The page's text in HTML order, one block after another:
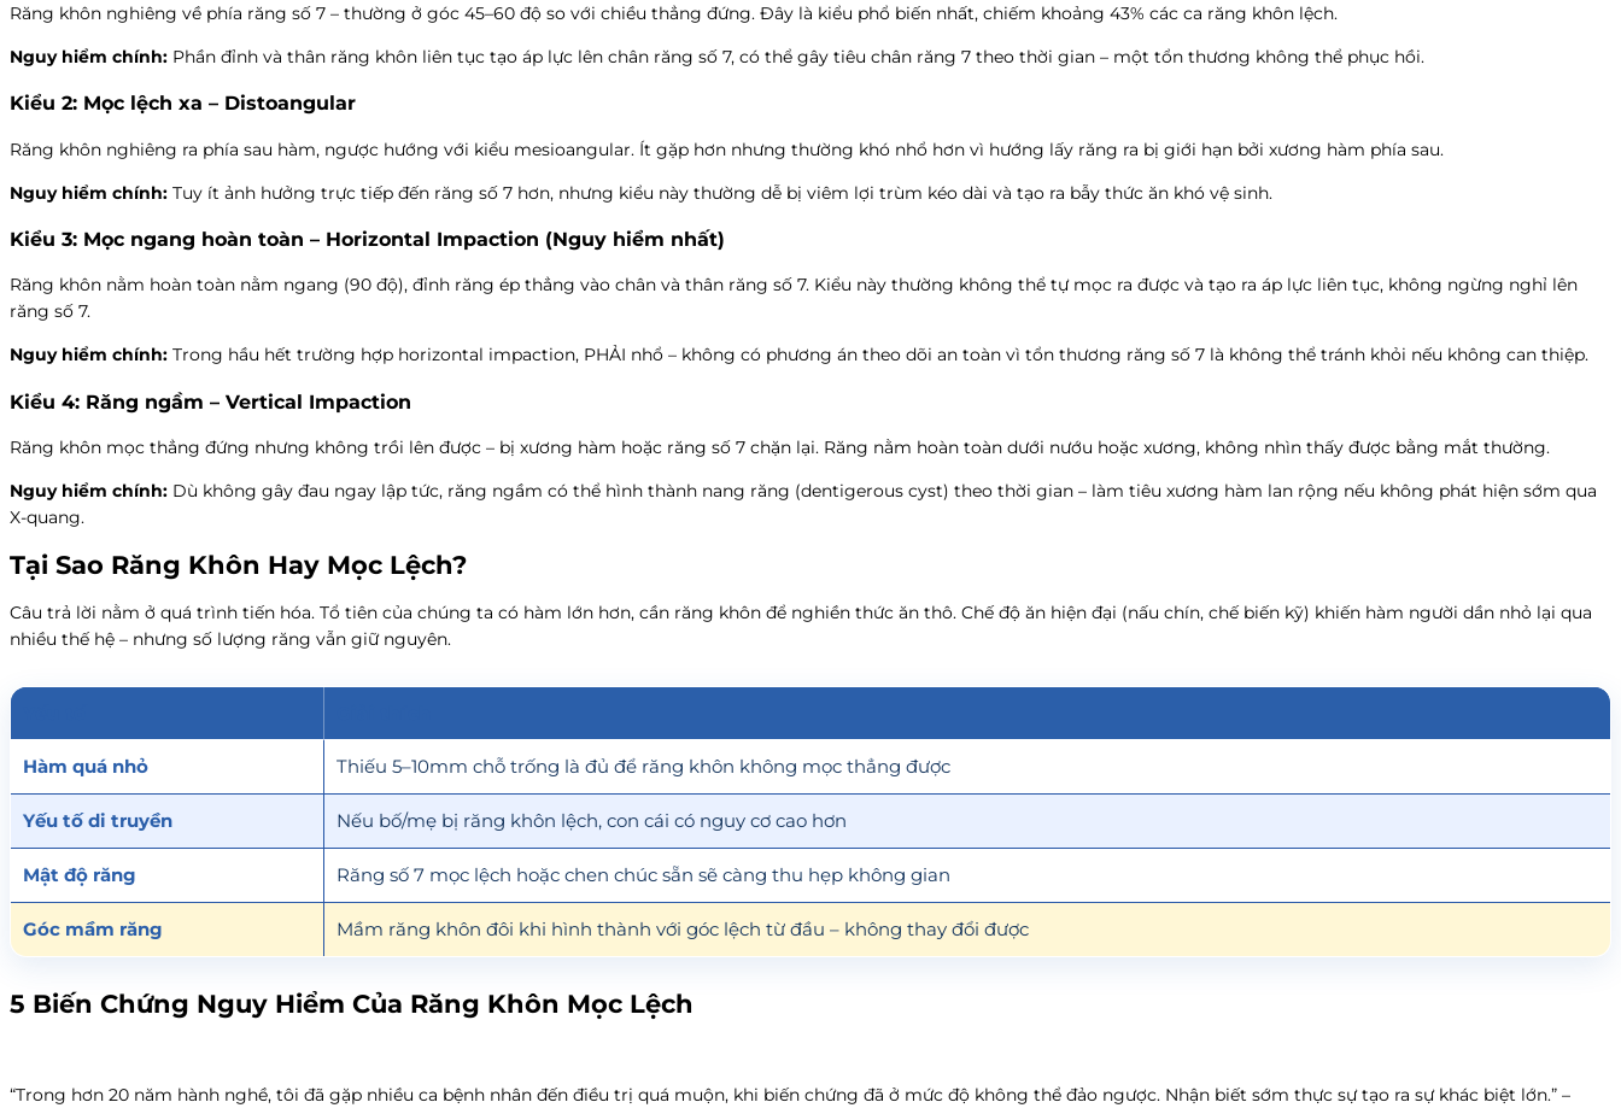
Răng khôn nghiêng về phía răng số 7 – thường ở góc 45–60 độ so với chiều thẳng đứng. Đây là kiểu phổ biến nhất, chiếm khoảng 43% các ca răng khôn lệch.
Nguy hiểm chính: Phần đỉnh và thân răng khôn liên tục tạo áp lực lên chân răng số 7, có thể gây tiêu chân răng 7 theo thời gian – một tổn thương không thể phục hồi.
Kiểu 2: Mọc lệch xa – Distoangular
Răng khôn nghiêng ra phía sau hàm, ngược hướng với kiểu mesioangular. Ít gặp hơn nhưng thường khó nhổ hơn vì hướng lấy răng ra bị giới hạn bởi xương hàm phía sau.
Nguy hiểm chính: Tuy ít ảnh hưởng trực tiếp đến răng số 7 hơn, nhưng kiểu này thường dễ bị viêm lợi trùm kéo dài và tạo ra bẫy thức ăn khó vệ sinh.
Kiểu 3: Mọc ngang hoàn toàn – Horizontal Impaction (Nguy hiểm nhất)
Răng khôn nằm hoàn toàn nằm ngang (90 độ), đỉnh răng ép thẳng vào chân và thân răng số 7. Kiểu này thường không thể tự mọc ra được và tạo ra áp lực liên tục, không ngừng nghỉ lên
răng số 7.
Nguy hiểm chính: Trong hầu hết trường hợp horizontal impaction, PHẢI nhổ – không có phương án theo dõi an toàn vì tổn thương răng số 7 là không thể tránh khỏi nếu không can thiệp.
Kiểu 4: Răng ngầm – Vertical Impaction
Răng khôn mọc thẳng đứng nhưng không trồi lên được – bị xương hàm hoặc răng số 7 chặn lại. Răng nằm hoàn toàn dưới nướu hoặc xương, không nhìn thấy được bằng mắt thường.
Nguy hiểm chính: Dù không gây đau ngay lập tức, răng ngầm có thể hình thành nang răng (dentigerous cyst) theo thời gian – làm tiêu xương hàm lan rộng nếu không phát hiện sớm qua
X-quang.
Tại Sao Răng Khôn Hay Mọc Lệch?
Câu trả lời nằm ở quá trình tiến hóa. Tổ tiên của chúng ta có hàm lớn hơn, cần răng khôn để nghiền thức ăn thô. Chế độ ăn hiện đại (nấu chín, chế biến kỹ) khiến hàm người dần nhỏ lại qua
nhiều thế hệ – nhưng số lượng răng vẫn giữ nguyên.
Hàm quá nhỏ Thiếu 5–10mm chỗ trống là đủ để răng khôn không mọc thẳng được
Yếu tố di truyền Nếu bố/mẹ bị răng khôn lệch, con cái có nguy cơ cao hơn
Mật độ răng Răng số 7 mọc lệch hoặc chen chúc sẵn sẽ càng thu hẹp không gian
Góc mầm răng Mầm răng khôn đôi khi hình thành với góc lệch từ đầu – không thay đổi được
5 Biến Chứng Nguy Hiểm Của Răng Khôn Mọc Lệch
“Trong hơn 20 năm hành nghề, tôi đã gặp nhiều ca bệnh nhân đến điều trị quá muộn, khi biến chứng đã ở mức độ không thể đảo ngược. Nhận biết sớm thực sự tạo ra sự khác biệt lớn.” –